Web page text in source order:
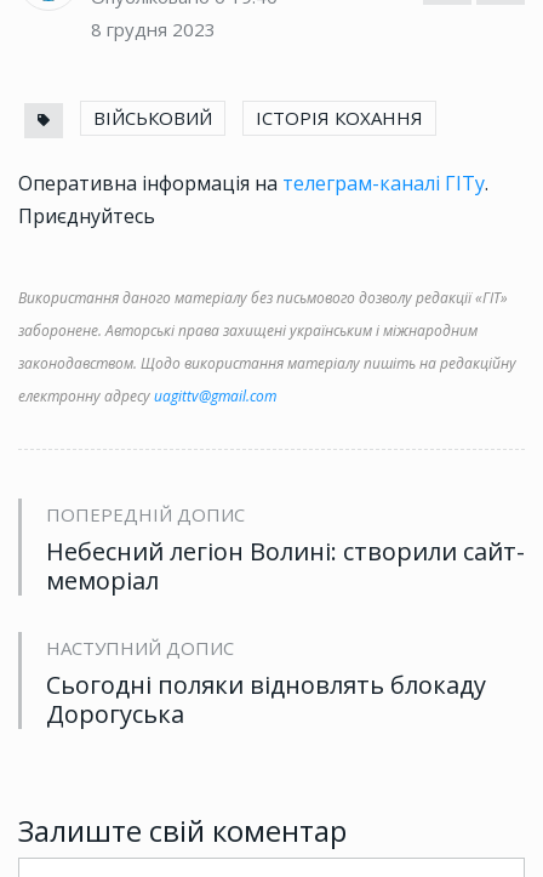
8 грудня 2023
ВІЙСЬКОВИЙ ІСТОРІЯ КОХАННЯ
Оперативна інформація на телеграм-каналі ГІТу.
Приєднуйтесь
Використання даного матеріалу без письмового дозволу редакції «ГІТ»
заборонене. Авторські права захищені українським і міжнародним
законодавством. Щодо використання матеріалу пишіть на редакційну
електронну адресуuagittv@gmail.com
ПОПЕРЕДНІЙ ДОПИС
Небесний легіон Волині: створили сайт-
меморіал
НАСТУПНИЙ ДОПИС
Сьогодні поляки відновлять блокаду
Дорогуська
Залиште свій коментар